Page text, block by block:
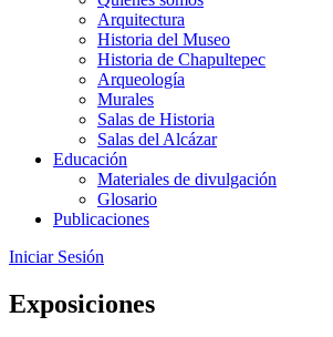
Arquitectura
Historia del Museo
Historia de Chapultepec
Arqueología
Murales
Salas de Historia
Salas del Alcázar
Educación
Materiales de divulgación
Glosario
Publicaciones
Iniciar Sesión
Exposiciones